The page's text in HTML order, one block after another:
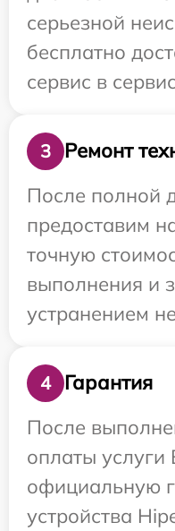
серьезной
бесплатно
сервис в
3
Ремонт
После полной
предоставим
точную
выполнения и
устранением
4
Гарантия
После
оплаты услуги
официальную
устройства